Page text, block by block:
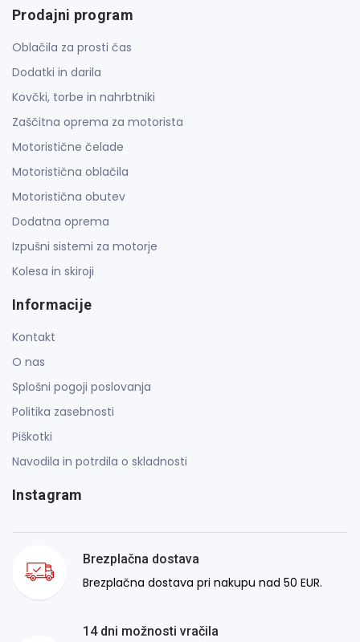
Prodajni program
Oblačila za prosti čas
Dodatki in darila
Kovčki, torbe in nahrbtniki
Zaščitna oprema za motorista
Motoristične čelade
Motoristična oblačila
Motoristična obutev
Dodatna oprema
Izpušni sistemi za motorje
Kolesa in skiroji
Informacije
Kontakt
O nas
Splošni pogoji poslovanja
Politika zasebnosti
Piškotki
Navodila in potrdila o skladnosti
Instagram
Brezplačna dostava
Brezplačna dostava pri nakupu nad 50 EUR.
14 dni možnosti vračila